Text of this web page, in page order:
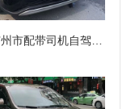
广东广州市配带司机自驾出租5座7人座新款汉兰达SUV越野商务车